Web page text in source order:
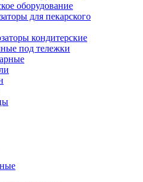
оборудование
для пекарского
кондитерские
под тележки